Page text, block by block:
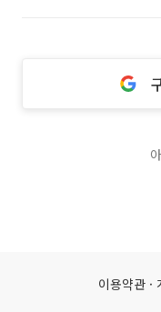
이용약관 ·